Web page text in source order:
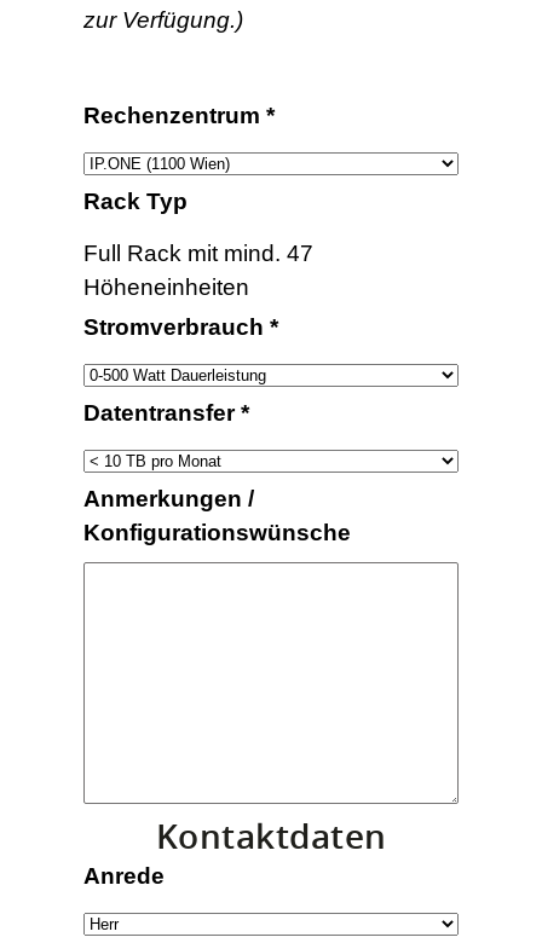
zur Verfügung.)
Rechenzentrum *
Rack Typ
Full Rack mit mind. 47
Höheneinheiten
Stromverbrauch *
Datentransfer*
Anmerkungen /
Konfigurationswünsche
Kontaktdaten
Anrede